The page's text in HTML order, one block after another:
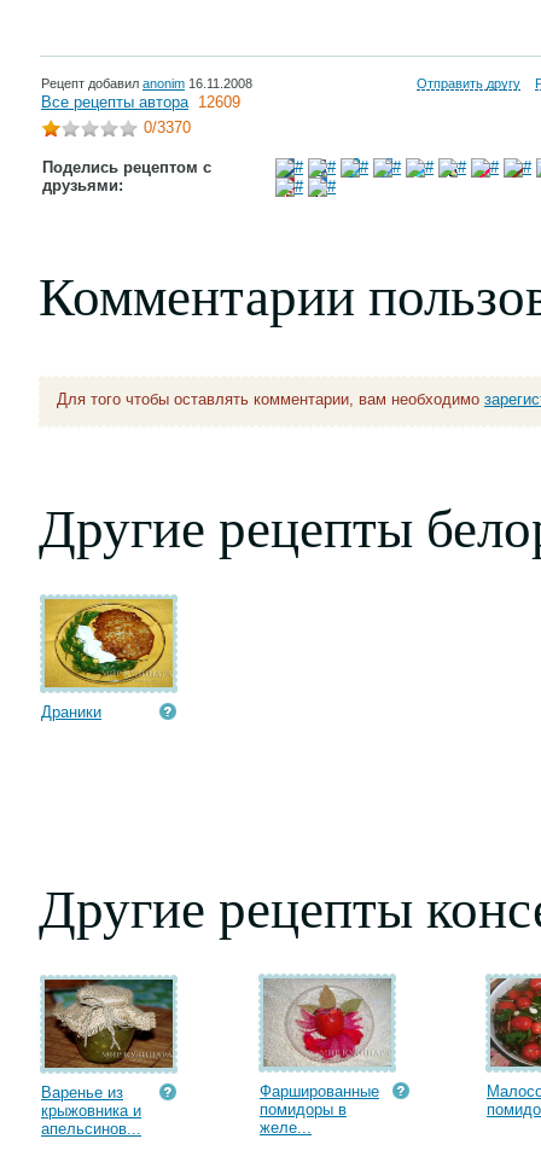
Рецепт добавил anonim 16.11.2008 Отправить другу
Все рецепты автора 12609
0/3370
Поделись рецептом с
друзьями:
Комментарии
Для того чтобы оставлять комментарии, вам необходимо
Другие рецепты
Драники
Другие рецепты
Варенье из
крыжовника и
апельсинов...
Фаршированные
помидоры в
желе...